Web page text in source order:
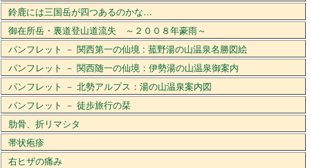
鈴鹿には三国岳が四つあるのかな…
御在所岳・裏道登山道流失 ～２００８年豪雨～
パンフレット － 関西第一の仙境 : 菰野湯の山温泉名勝図絵
パンフレット － 関西随一の仙境：伊勢湯の山温泉御案内
パンフレット － 北勢アルプス：湯の山温泉案内図
パンフレット － 徒歩旅行の栞
肋骨、折リマシタ
帯状疱疹
右ヒザの痛み